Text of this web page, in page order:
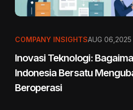
COMPANY INSIGHTSAUG 06,2025
Inovasi Teknologi:
Indonesia Bersatu
Beroperasi